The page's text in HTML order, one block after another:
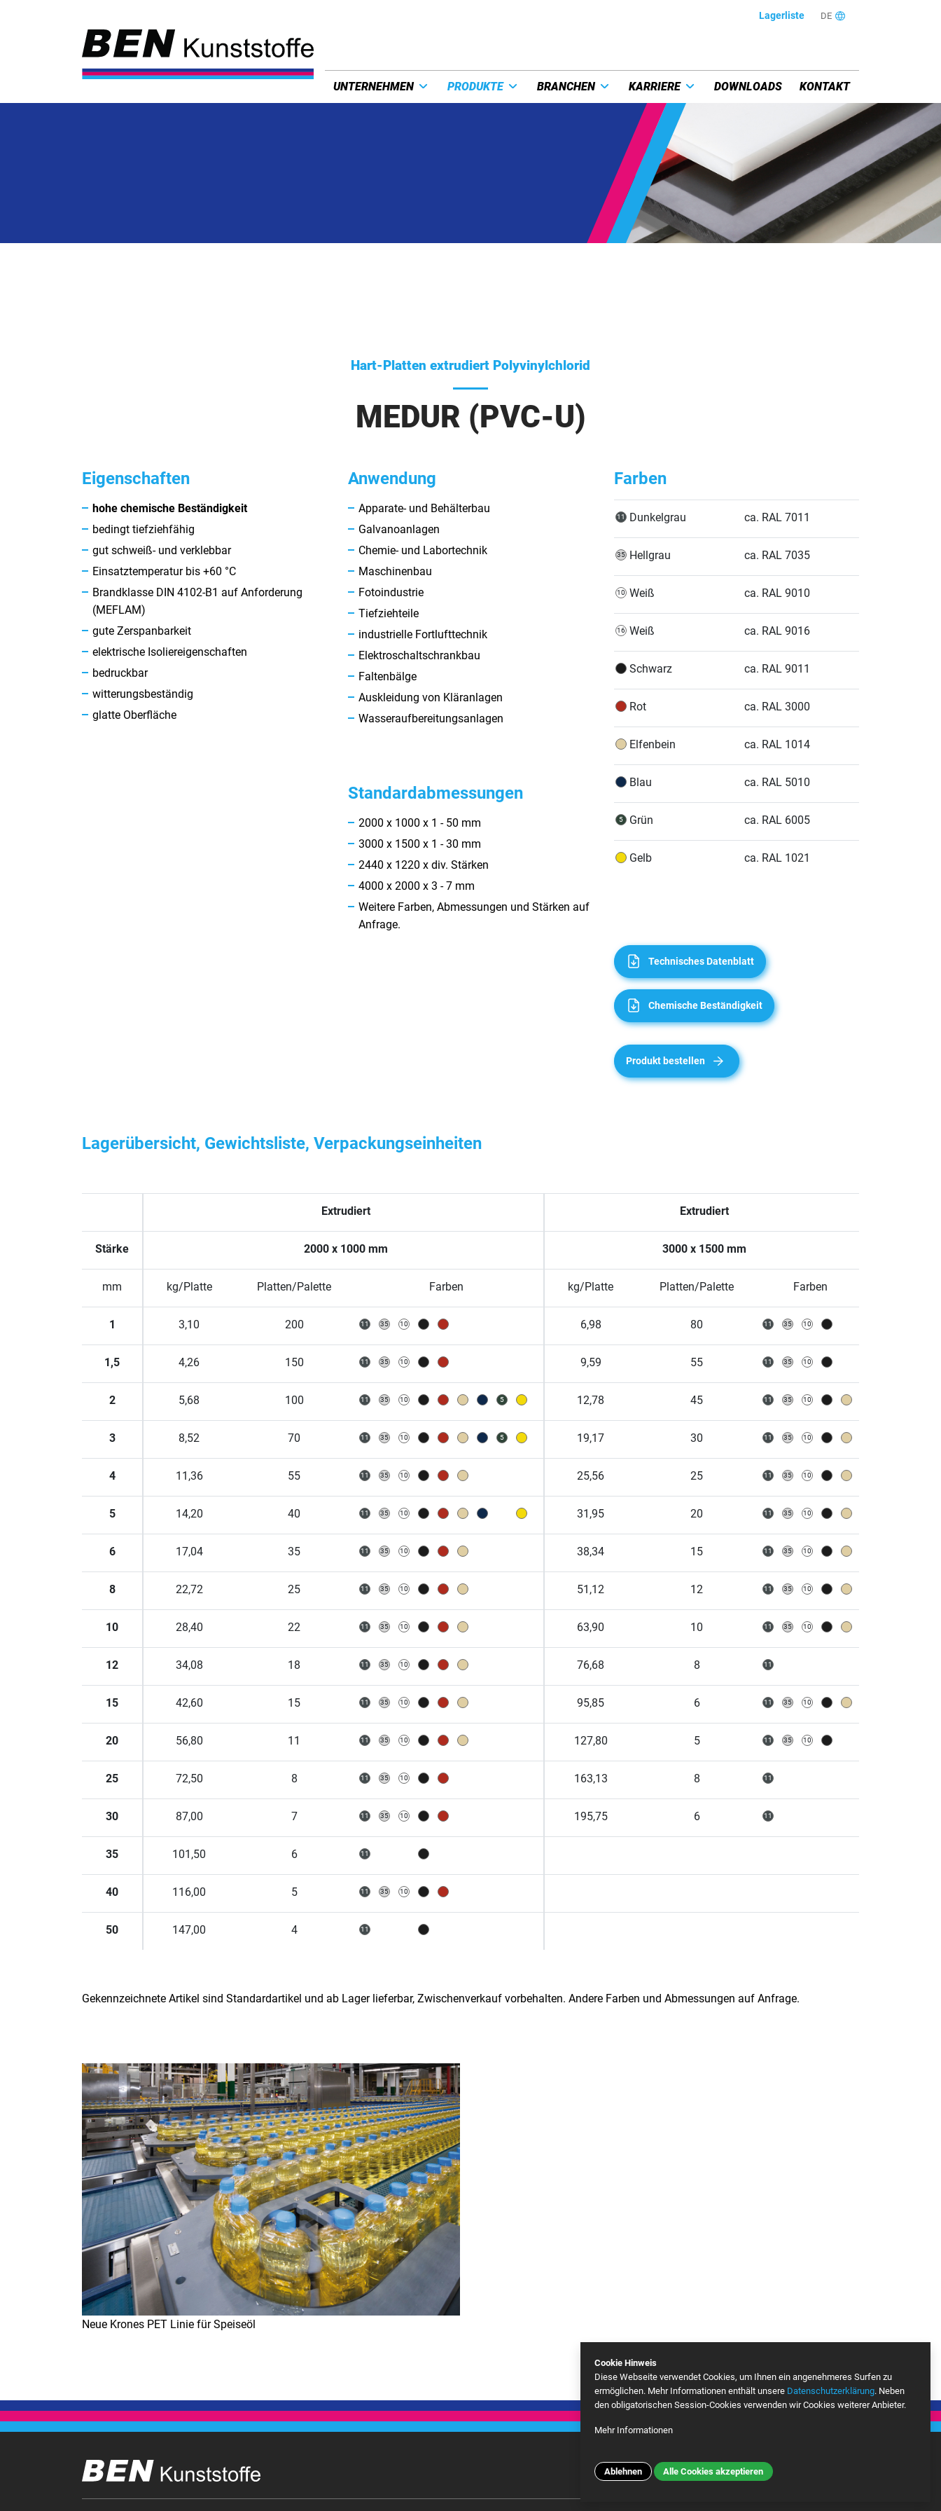
Lagerliste DE
UNTERNEHMEN PRODUKTE BRANCHEN KARRIERE DOWNLOADS KONTAKT
Hart-Platten extrudiert Polyvinylchlorid
MEDUR (PVC-U)
Eigenschaften
hohe chemische Beständigkeit
bedingt tiefziehfähig
gut schweiß- und verklebbar
Einsatztemperatur bis +60 °C
Brandklasse DIN 4102-B1 auf Anforderung
(MEFLAM)
gute Zerspanbarkeit
elektrische Isoliereigenschaften
bedruckbar
witterungsbeständig
glatte Oberfläche
Anwendung
Apparate- und Behälterbau
Galvanoanlagen
Chemie- und Labortechnik
Maschinenbau
Fotoindustrie
Tiefziehteile
industrielle Fortlufttechnik
Elektroschaltschrankbau
Faltenbälge
Auskleidung von Kläranlagen
Wasseraufbereitungsanlagen
Standardabmessungen
2000 x 1000 x 1 - 50 mm
3000 x 1500 x 1 - 30 mm
2440 x 1220 x div. Stärken
4000 x 2000 x 3 - 7 mm
Weitere Farben, Abmessungen und Stärken auf
Anfrage.
Farben
Dunkelgrau ca. RAL 7011
Hellgrau ca. RAL 7035
Weiß ca. RAL 9010
Weiß ca. RAL 9016
Schwarz ca. RAL 9011
Rot ca. RAL 3000
Elfenbein ca. RAL 1014
Blau ca. RAL 5010
Grün ca. RAL 6005
Gelb ca. RAL 1021
Technisches Datenblatt
Chemische Beständigkeit
Produkt bestellen
Lagerübersicht, Gewichtsliste, Verpackungseinheiten
Extrudiert Extrudiert
Stärke 2000 x 1000 mm 3000 x 1500 mm
mm kg/Platte Platten/Palette Farben kg/Platte Platten/Palette Farben
1 3,10 200 6,98 80
1,5 4,26 150 9,59 55
2 5,68 100 12,78 45
3 8,52 70 19,17 30
4 11,36 55 25,56 25
5 14,20 40 31,95 20
6 17,04 35 38,34 15
8 22,72 25 51,12 12
10 28,40 22 63,90 10
12 34,08 18 76,68 8
15 42,60 15 95,85 6
20 56,80 11 127,80 5
25 72,50 8 163,13 8
30 87,00 7 195,75 6
35 101,50 6
40 116,00 5
50 147,00 4
Gekennzeichnete Artikel sind Standardartikel und ab Lager lieferbar, Zwischenverkauf vorbehalten. Andere Farben und Abmessungen auf Anfrage.
Neue Krones PET Linie für Speiseöl
Cookie Hinweis
Diese Webseite verwendet Cookies, um Ihnen ein angenehmeres Surfen zu
ermöglichen. Mehr Informationen enthält unsere Datenschutzerklärung. Neben
den obligatorischen Session-Cookies verwenden wir Cookies weiterer Anbieter.
Mehr Informationen
Ablehnen
Alle Cookies akzeptieren